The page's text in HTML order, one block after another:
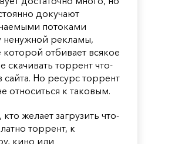
докучают
потоками
ненужной рекламы,
отбивает всякое
скачивать торрент что-
сайта. Но ресурс торрент
относиться к таковым.
желает загрузить что-
торрент, к
кино или